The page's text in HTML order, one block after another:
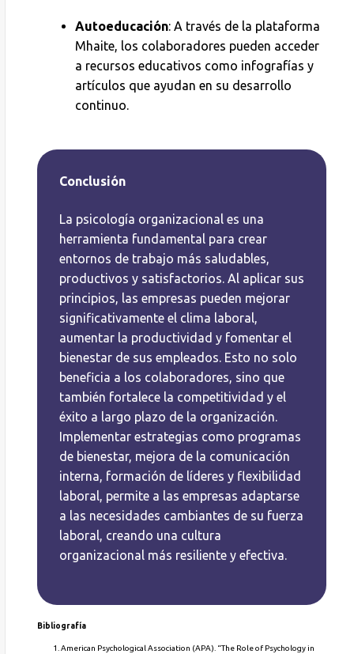
Autoeducación: A través de la plataforma
Mhaite, los colaboradores pueden acceder
a recursos educativos como infografías y
artículos que ayudan en su desarrollo
continuo.
Conclusión
La psicología organizacional es una
herramienta fundamental para crear
entornos de trabajo más saludables,
productivos y satisfactorios. Al aplicar sus
principios, las empresas pueden mejorar
significativamente el clima laboral,
aumentar la productividad y fomentar el
bienestar de sus empleados. Esto no solo
beneficia a los colaboradores, sino que
también fortalece la competitividad y el
éxito a largo plazo de la organización.
Implementar estrategias como programas
de bienestar, mejora de la comunicación
interna, formación de líderes y flexibilidad
laboral, permite a las empresas adaptarse
a las necesidades cambiantes de su fuerza
laboral, creando una cultura
organizacional más resiliente y efectiva.
Bibliografía
American Psychological Association (APA). “The Role of Psychology in